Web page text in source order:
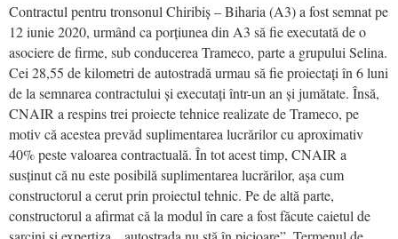
Contractul pentru tronsonul Chiribiș – Biharia (A3) a fost semnat pe
12 iunie 2020, urmând ca porțiunea din A3 să fie executată de o
asociere de firme, sub conducerea Trameco, parte a grupului Selina.
Cei 28,55 de kilometri de autostradă urmau să fie proiectați în 6 luni
de la semnarea contractului și executați într-un an și jumătate. Însă,
CNAIR a respins trei proiecte tehnice realizate de Trameco, pe
motiv că acestea prevăd suplimentarea lucrărilor cu aproximativ
40% peste valoarea contractuală. În tot acest timp, CNAIR a
susținut că nu este posibilă suplimentarea lucrărilor, așa cum
constructorul a cerut prin proiectul tehnic. Pe de altă parte,
constructorul a afirmat că la modul în care a fost făcute caietul de